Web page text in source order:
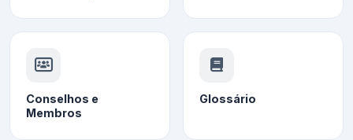
Conselhos e
Membros
Glossário